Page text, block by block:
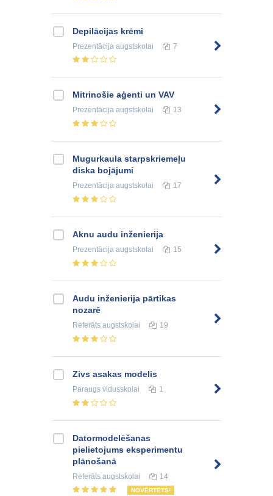
Depilācijas krēmi
Prezentācija augstskolai 7
Mitrinošie aģenti un VAV
Prezentācija augstskolai 13
Mugurkaula starpskriemeļu
diska bojājumi
Prezentācija augstskolai 17
Aknu audu inženierija
Prezentācija augstskolai 15
Audu inženierija pārtikas
nozarē
Referāts augstskolai 19
Zivs asakas modelis
Paraugs vidusskolai 1
Datormodelēšanas
pielietojums eksperimentu
plānošanā
Referāts augstskolai 14
NOVĒRTĒTS!